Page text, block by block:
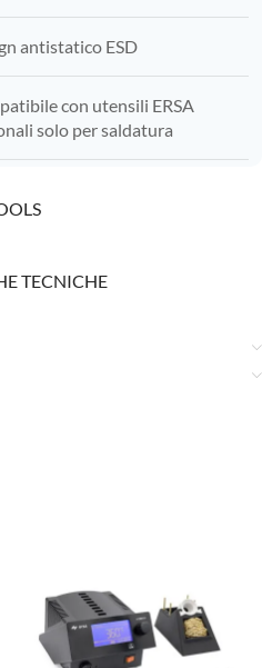
TECNICHE
antistatico ESD
con utensili ERSA
solo per saldatura